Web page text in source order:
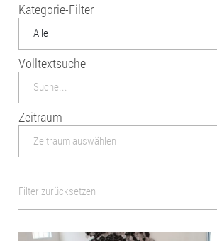
Kategorie-Filter
Alle
Volltextsuche
Zeitraum
Filter zurücksetzen